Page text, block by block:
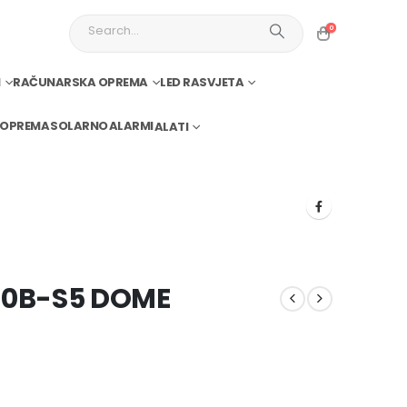
0
RAČUNARSKA OPREMA LED RASVJETA
SOLARNOALARMIALATI
S5 DOME